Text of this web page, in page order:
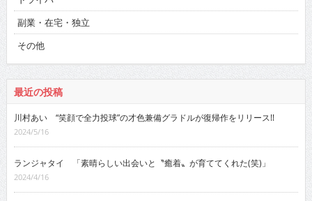
副業・在宅・独立
その他
最近の投稿
川村あい “笑顔で全力投球”の才色兼備グラドルが復帰作をリリース!!
2024/5/16
ランジャタイ 「素晴らしい出会いと〝癒着〟が育ててくれた(笑)」
2024/4/16